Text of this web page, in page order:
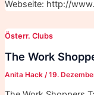
Webseite: http://
Österr. Clubs
The Work
Anita Hack /19.